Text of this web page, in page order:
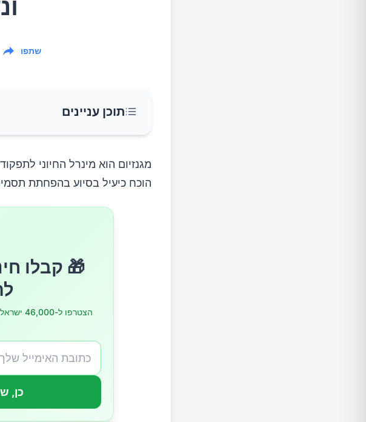
שתפו
תוכן עניינים
מזונות עשירים במגנזיום
מגנזיום הוא מינרל החיוני
הוכח כיעיל בסיוע בהפחתת
כן,